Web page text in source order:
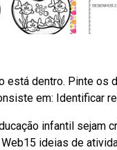
está dentro. Pinte
em: Identificar
infantil sejam
ideias de